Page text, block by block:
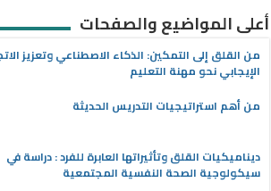
أعلى المواضيع والصفحات
من القلق إلى التمكين: الذكاء الاصطناعي وتعزيز
الإيجابي نحو مهنة التعليم
من أهم استراتيجيات التدريس الحديثة
ديناميكيات القلق وتأثيراتها العابرة للفرد : دراسة في
سيكولوجية الصحة النفسية المجتمعية